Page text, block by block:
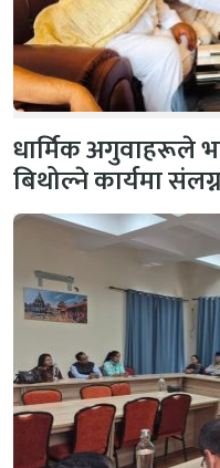
धार्मिक अगुवाहरूले
बिथोल्ने कार्यमा